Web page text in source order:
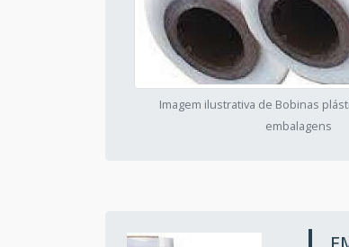
Imagem ilustrativa de Bobinas
embalagens